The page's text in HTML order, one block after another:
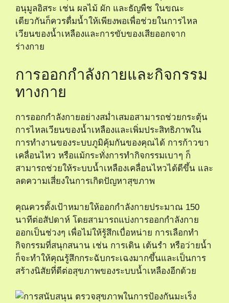
อนุมูลอิสระ เช่น ผลไม้ ผัก และธัญพืช ในขณะ
เดียวกันก็ควรดื่มน้ำให้เพียงพอเพื่อช่วยในการไหล
เวียนของน้ำเหลืองและการขับของเสียออกจาก
ร่างกาย
การออกกำลังกายและกิจกรรม
ทางกาย
การออกกำลังกายอย่างสม่ำเสมอสามารถช่วยกระตุ้น
การไหลเวียนของน้ำเหลืองและเพิ่มประสิทธิภาพใน
การทำงานของระบบภูมิคุ้มกันของคุณได้ การก้าวขา
เคลื่อนไหว หรือแม้กระทั่งการทำกิจกรรมเบาๆ ก็
สามารถช่วยให้ระบบน้ำเหลืองเคลื่อนไหวได้ดีขึ้น และ
ลดความเสี่ยงในการเกิดปัญหาสุขภาพ
คุณควรตั้งเป้าหมายให้ออกกำลังกายประมาณ 150
นาทีต่อสัปดาห์ โดยสามารถแบ่งการออกกำลังกาย
ออกเป็นช่วงๆ เพื่อไม่ให้รู้สึกเบื่อหน่าย การเลือกทำ
กิจกรรมที่สนุกสนาน เช่น การเดิน เต้นรำ หรือว่ายน้ำ
ก็จะทำให้คุณรู้สึกกระฉับกระเฉงมากขึ้นและเป็นการ
สร้างนิสัยที่ดีต่อสุขภาพของระบบน้ำเหลืองอีกด้วย